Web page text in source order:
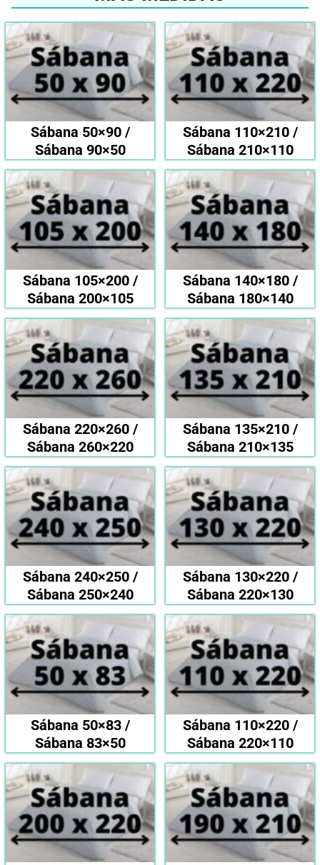
Sábana 50×90 /
Sábana 90×50
Sábana 110×210 /
Sábana 210×110
Sábana 105×200 /
Sábana 200×105
Sábana 140×180 /
Sábana 180×140
Sábana 220×260 /
Sábana 260×220
Sábana 135×210 /
Sábana 210×135
Sábana 240×250 /
Sábana 250×240
Sábana 130×220 /
Sábana 220×130
Sábana 50×83 /
Sábana 83×50
Sábana 110×220 /
Sábana 220×110